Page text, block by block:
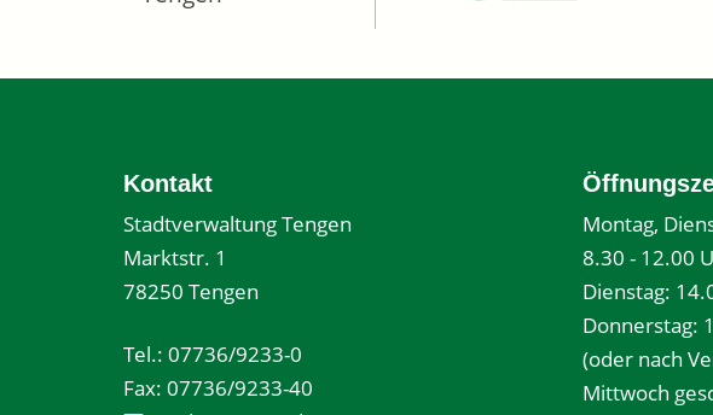
Kontakt
Stadtverwaltung Tengen
Marktstr. 1
78250 Tengen
Tel.: 07736/9233-0
Fax: 07736/9233-40
Montag,
8.30 - 12.00
Dienstag:
Donnerstag:
(oder nach
Mittwoch